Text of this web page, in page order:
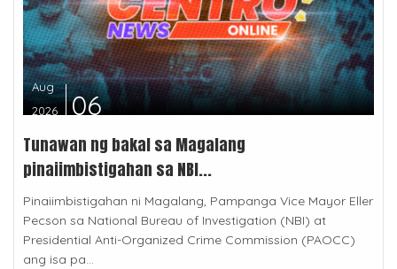
Aug
2026
06
Tunawan ng bakal sa Magalang
pinaiimbistigahan sa NBI...
Pinaiimbistigahan ni Magalang, Pampanga Vice Mayor Eller
Pecson sa National Bureau of Investigation (NBI) at
Presidential Anti-Organized Crime Commission (PAOCC)
ang isa pa...